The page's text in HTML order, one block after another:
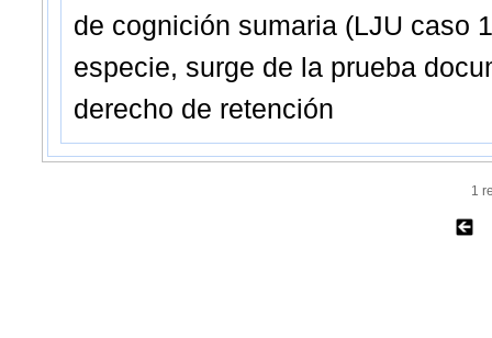
de cognición sumaria (LJU caso
especie, surge de la prueba
derecho de retención
1